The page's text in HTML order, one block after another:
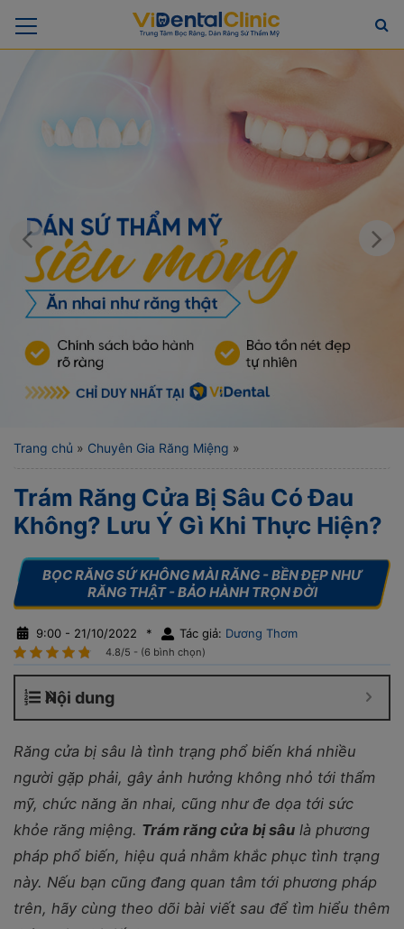
Trang chủ » Chuyên Gia Răng Miệng »
Trám Răng Cửa Bị Sâu Có Đau
Không? Lưu Ý Gì Khi Thực Hiện?
9:00 - 21/10/2022 * Tác giả: Dương Thơm
4.8/5 - (6 bình chọn)
Nội dung
Răng cửa bị sâu là tình trạng phổ biến khá nhiều
người gặp phải, gây ảnh hưởng không nhỏ tới thẩm
mỹ, chức năng ăn nhai, cũng như đe dọa tới sức
khỏe răng miệng. Trám răng cửa bị sâu là phương
pháp phổ biến, hiệu quả nhằm khắc phục tình trạng
này. Nếu bạn cũng đang quan tâm tới phương pháp
trên, hãy cùng theo dõi bài viết sau để tìm hiểu thêm